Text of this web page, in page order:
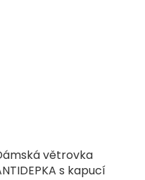
větrovka
s kapucí